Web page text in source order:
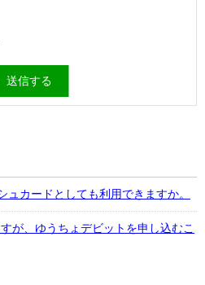
送信する
カードとしても利用できますか。
が、ゆうちょデビットを申し込むこ